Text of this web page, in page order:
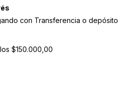
con Transferencia o depósito
$150.000,00